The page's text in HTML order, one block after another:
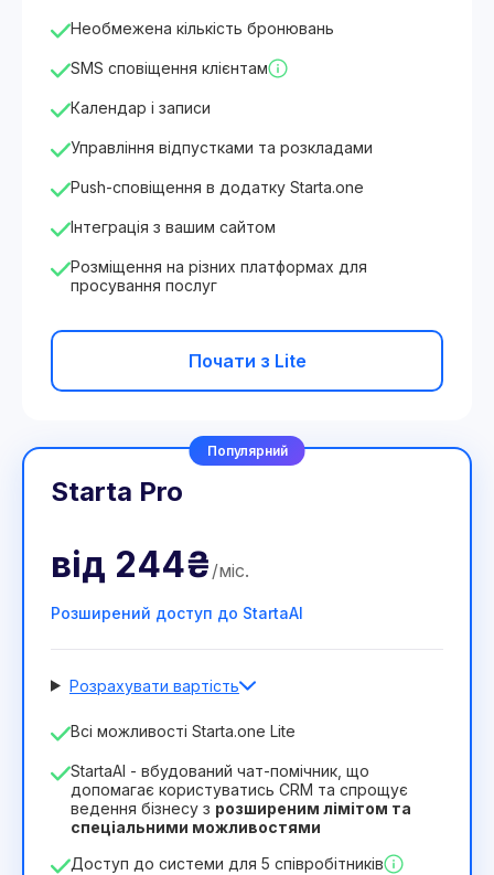
Необмежена кількість бронювань
SMS сповіщення клієнтам
Календар і записи
Управління відпустками та розкладами
Push-сповіщення в додатку Starta.one
Інтеграція з вашим сайтом
Розміщення на різних платформах для
просування послуг
Почати з Lite
Популярний
Starta Pro
від 244₴ /міс.
Розширений доступ до StartaAI
Розрахувати вартість
Кількість співробітників
Тривалість ліцензії
12 Months (знижка -25%) Вигідний
349₴ 244₴ /місяць
Всі можливості Starta.one Lite
StartaAI - вбудований чат-помічник, що
допомагає користуватись CRM та спрощує
ведення бізнесу з розширеним лімітом та
спеціальними можливостями
Доступ до системи для 5 співробітників